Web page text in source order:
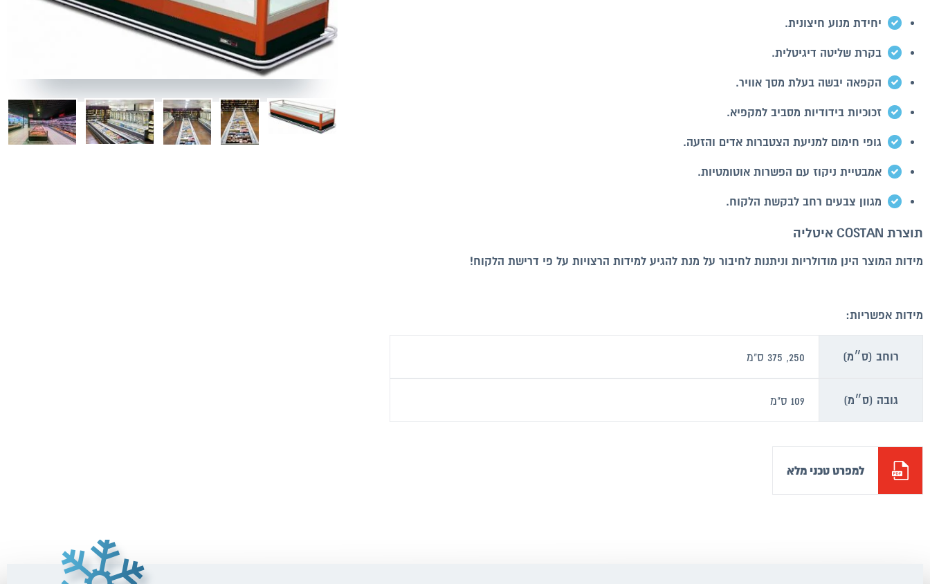
יחידת מנוע חיצונית.
בקרת שליטה דיגיטלית.
הקפאה יבשה בעלת מסך אוויר.
זכוכיות בידודיות מסביב למקפיא.
גופי חימום למניעת הצטברות אדים והזעה.
אמבטיית ניקוז עם הפשרות אוטומטיות.
מגוון צבעים רחב לבקשת הלקוח.
תוצרת COSTAN איטליה
מידות המוצר הינן מודולריות וניתנות לחיבור על מנת להגיע למידות הרצויות על פי דרישת הלקוח!
מידות אפשריות:
רוחב (ס״מ) 250, 375 ס"מ
גובה (ס״מ) 109 ס"מ
למפרט טכני מלא